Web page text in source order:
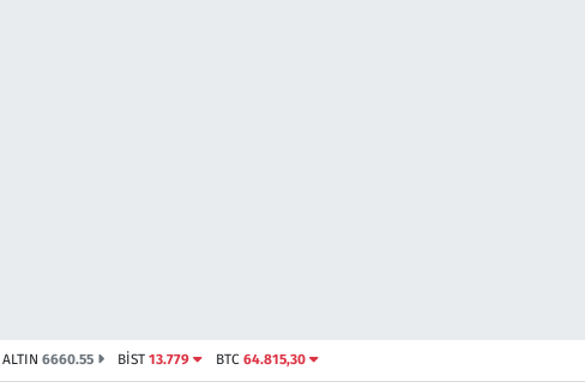
ALTIN 6660.55 BİST13.779 BTC 64.815,30